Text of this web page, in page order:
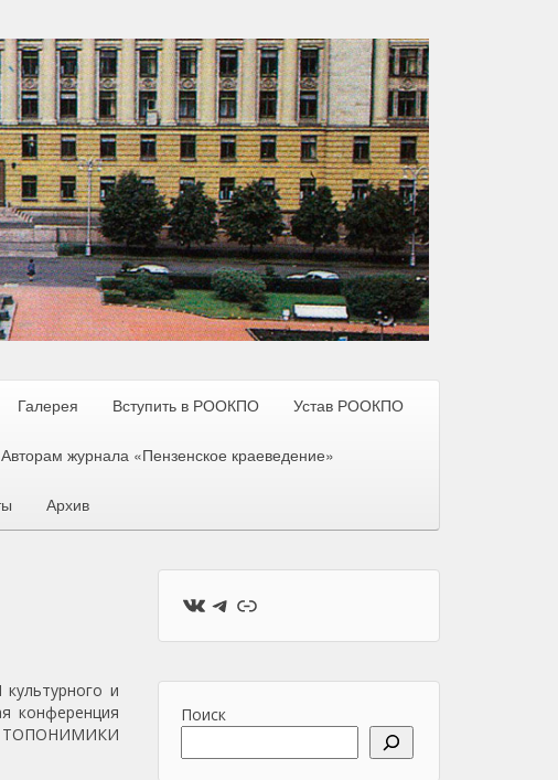
Галерея Вступить в РООКПО Устав РООКПО
Авторам журнала «Пензенское краеведение»
Архив
и
конференция
ТОПОНИМИКИ
ВКонтакте
Telegram
Ссылка
Поиск